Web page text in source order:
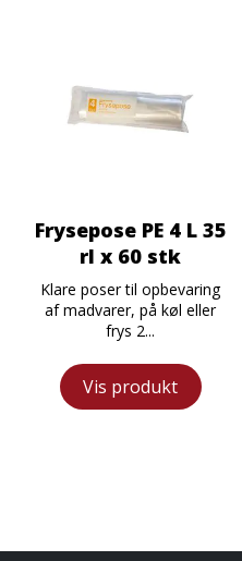
Frysepose PE 4 L 35
rl x 60 stk
Klare poser til opbevaring
af madvarer, på køl eller
frys 2...
Vis produkt